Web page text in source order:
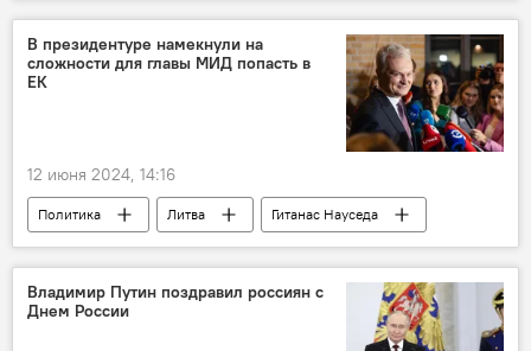
В президентуре намекнули на
сложности для главы МИД попасть в
ЕК
12 июня 2024, 14:16
Политика Литва
Гитанас Науседа
Габриэлюс Ландсбергис
Владимир Путин поздравил россиян с
Днем России